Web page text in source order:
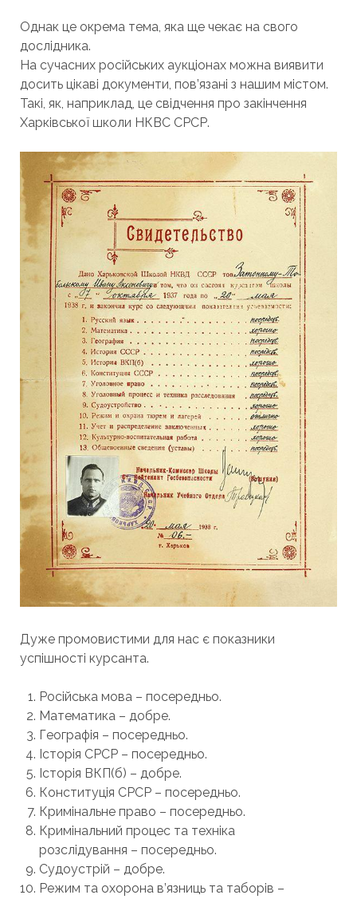
Однак це окрема тема, яка ще чекає на свого
дослідника.
На сучасних російських аукціонах можна виявити
досить цікаві документи, пов’язані з нашим містом.
Такі, як, наприклад, це свідчення про закінчення
Харківської школи НКВС СРСР.
Дуже промовистими для нас є показники
успішності курсанта.
Російська мова – посередньо.
Математика – добре.
Географія – посередньо.
Історія СРСР – посередньо.
Історія ВКП(б) – добре.
Конституція СРСР – посередньо.
Кримінальне право – посередньо.
Кримінальний процес та техніка
розслідування – посередньо.
Судоустрій – добре.
Режим та охорона в’язниць та таборів –